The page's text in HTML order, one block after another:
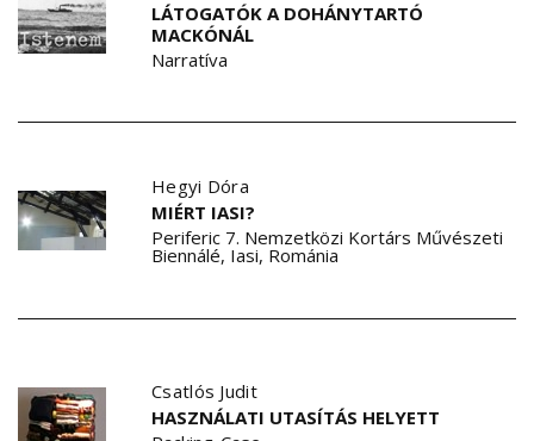
LÁTOGATÓK A DOHÁNYTARTÓ
MACKÓNÁL
Narratíva
Hegyi Dóra
MIÉRT IASI?
Periferic 7. Nemzetközi Kortárs Művészeti
Biennálé, Iasi, Románia
Csatlós Judit
HASZNÁLATI UTASÍTÁS HELYETT